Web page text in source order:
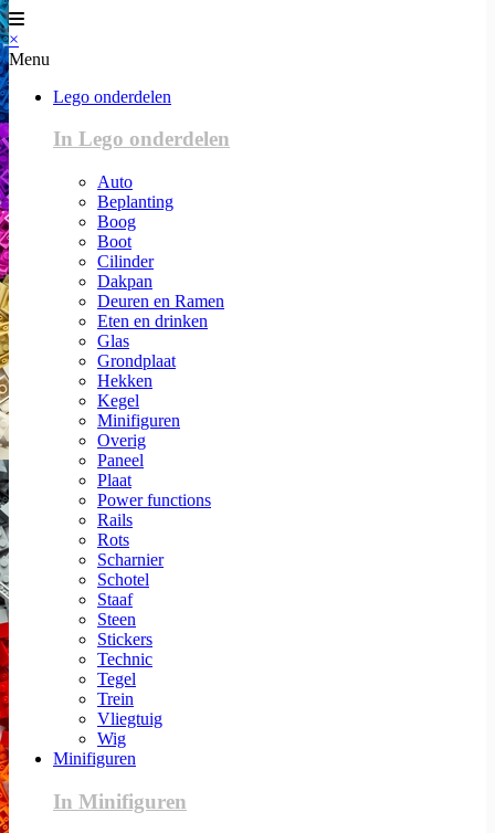
×
Menu
Lego onderdelen
In Lego onderdelen
Auto
Beplanting
Boog
Boot
Cilinder
Dakpan
Deuren en Ramen
Eten en drinken
Glas
Grondplaat
Hekken
Kegel
Minifiguren
Overig
Paneel
Plaat
Power functions
Rails
Rots
Scharnier
Schotel
Staaf
Steen
Stickers
Technic
Tegel
Trein
Vliegtuig
Wig
Minifiguren
In Minifiguren